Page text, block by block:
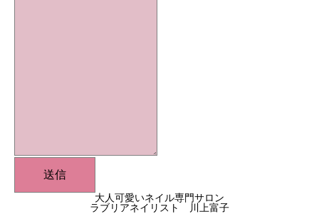
送信
大人可愛いネイル専門サロン
ラブリアネイリスト 川上富子